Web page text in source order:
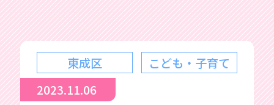
東成区
こども・子育て
2023.11.06